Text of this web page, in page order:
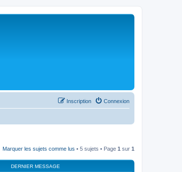
Connexion
Inscription
Marquer les sujets comme lus • 5 sujets • Page 1 sur 1
DERNIER MESSAGE